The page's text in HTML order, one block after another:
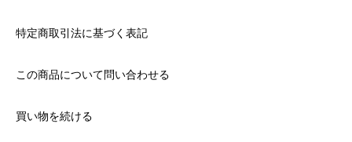
特定商取引法に基づく表記
この商品について問い合わせる
買い物を続ける